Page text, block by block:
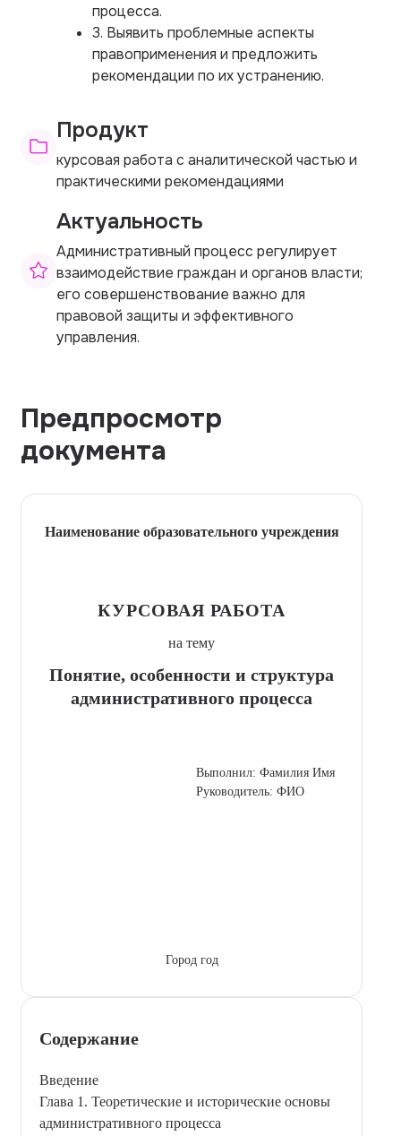
процесса.
3. Выявить проблемные аспекты
правоприменения и предложить
рекомендации по их устранению.
Продукт
курсовая работа с аналитической частью и
практическими рекомендациями
Актуальность
Административный процесс регулирует
взаимодействие граждан и органов власти;
его совершенствование важно для
правовой защиты и эффективного
управления.
Предпросмотр
документа
Наименование образовательного учреждения
КУРСОВАЯ РАБОТА
на тему
Понятие, особенности и структура
административного процесса
Выполнил: Фамилия Имя
Руководитель: ФИО
Город год
Содержание
Введение
Глава 1. Теоретические и исторические основы
административного процесса